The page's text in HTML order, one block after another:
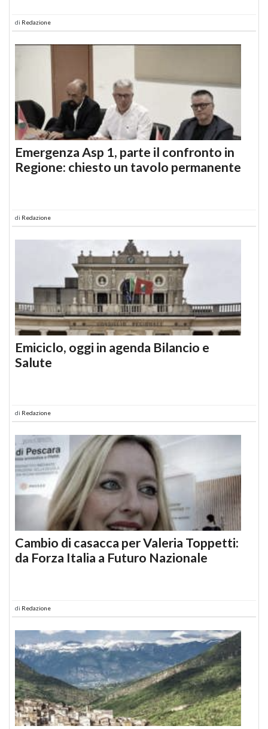
di Redazione
Emergenza Asp 1, parte il confronto in
Regione: chiesto un tavolo permanente
di Redazione
Emiciclo, oggi in agenda Bilancio e
Salute
di Redazione
Cambio di casacca per Valeria Toppetti:
da Forza Italia a Futuro Nazionale
di Redazione